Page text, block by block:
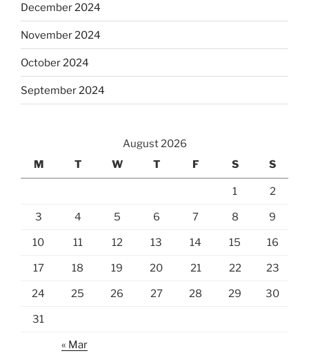
December 2024
November 2024
October 2024
September 2024
August 2026
M
T W T F S S
1 2
3 4 5 6 7 8 9
10 11 12 13 14 15 16
17 18 19 20 21 22 23
24 25 26 27 28 29 30
31
« Mar